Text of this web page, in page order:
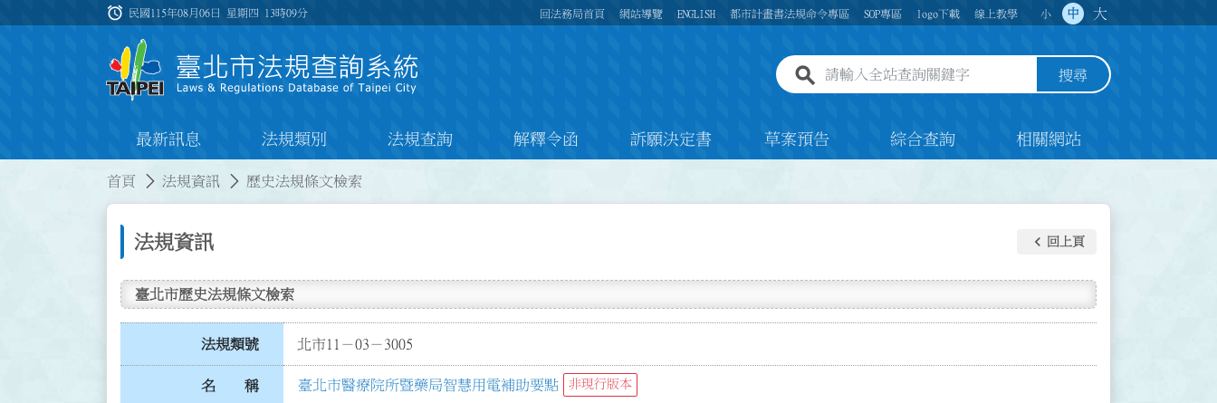
:::
alarm 民國115年08月06日 星期四 13時09分 回法務局首頁 網站導覽 ENGLISH 都市計畫書法規命令專區 SOP專區 logo下載 線上教學 小 中 大
全站查詢關鍵字欄位 搜尋
最新訊息 法規類別 法規查詢 解釋令函 訴願決定書 草案預告 綜合查詢 相關網站
首頁 法規資訊 歷史法規條文檢索
法規資訊 keyboard_arrow_left 回上頁
臺北市歷史法規條文檢索
法規類號 北市11－03－3005
名 稱 臺北市醫療院所暨藥局智慧用電補助要點 非現行版本